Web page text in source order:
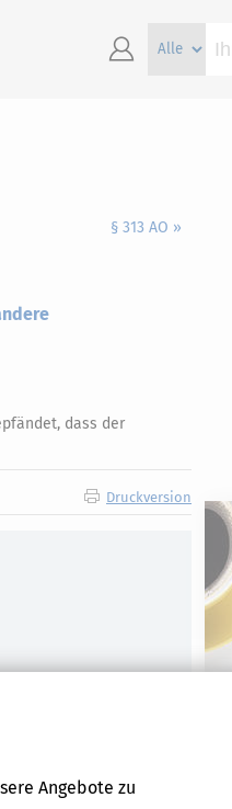
Angebote zu
§ 313 AO »
dass der
Druckversion